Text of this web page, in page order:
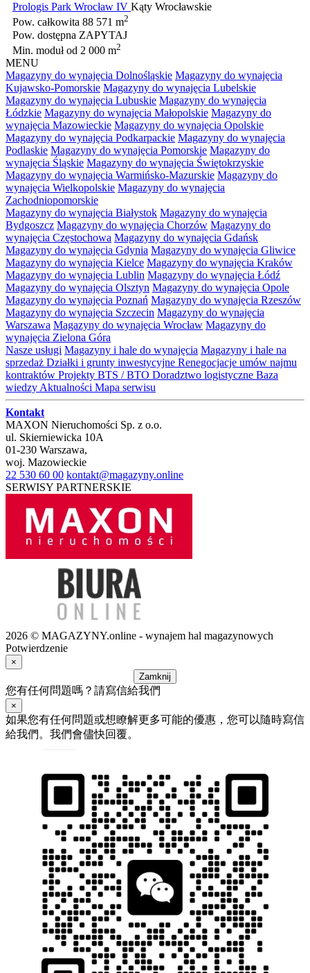
Prologis Park Wrocław IV Kąty Wrocławskie
Pow. całkowita 88 571 m2
Pow. dostępna ZAPYTAJ
Min. modułod 2 000 m2
MENU
Magazyny do wynajęcia Dolnośląskie Magazyny do wynajęcia
Kujawsko-Pomorskie Magazyny do wynajęcia Lubelskie
Magazyny do wynajęcia Lubuskie Magazyny do wynajęcia
Łódzkie Magazyny do wynajęcia Małopolskie Magazyny do
wynajęcia Mazowieckie Magazyny do wynajęcia Opolskie
Magazyny do wynajęcia Podkarpackie Magazyny do wynajęcia
Podlaskie Magazyny do wynajęcia Pomorskie Magazyny do
wynajęcia Śląskie Magazyny do wynajęcia Świętokrzyskie
Magazyny do wynajęcia Warmińsko-Mazurskie Magazyny do
wynajęcia Wielkopolskie Magazyny do wynajęcia
Zachodniopomorskie
Magazyny do wynajęcia Białystok Magazyny do wynajęcia
Bydgoszcz Magazyny do wynajęcia Chorzów Magazyny do
wynajęcia Częstochowa Magazyny do wynajęcia Gdańsk
Magazyny do wynajęcia Gdynia Magazyny do wynajęcia Gliwice
Magazyny do wynajęcia Kielce Magazyny do wynajęcia Kraków
Magazyny do wynajęcia Lublin Magazyny do wynajęcia Łódź
Magazyny do wynajęcia Olsztyn Magazyny do wynajęcia Opole
Magazyny do wynajęcia Poznań Magazyny do wynajęcia Rzeszów
Magazyny do wynajęcia Szczecin Magazyny do wynajęcia
Warszawa Magazyny do wynajęcia Wrocław Magazyny do
wynajęcia Zielona Góra
Nasze usługi Magazyny i hale do wynajęcia Magazyny i hale na
sprzedaż Działki i grunty inwestycyjne Renegocjacje umów najmu
kontraktów Projekty BTS / BTO Doradztwo logistyczne Baza
wiedzy Aktualności Mapa serwisu
Kontakt
MAXON Nieruchomości Sp. z o.o.
ul. Skierniewicka 10A
01-230 Warszawa,
woj. Mazowieckie
22 530 60 00 kontakt@magazyny.online
SERWISY PARTNERSKIE
2026 © MAGAZYNY.online - wynajem hal magazynowych
Potwierdzenie
×
Zamknij
您有任何問題嗎？請寫信給我們
×
如果您有任何問題或想瞭解更多可能的優惠，您可以隨時寫信
給我們。我們會儘快回覆。